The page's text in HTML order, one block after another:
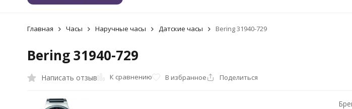
Главная Часы Наручные часы Датские часы Bering 31940-729
Bering 31940-729
Написать отзыв К сравнению В избранное Поделиться